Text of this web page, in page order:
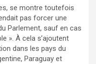
se montre toutefois
pas forcer une
Parlement, sauf en cas
». À cela s’ajoutent
dans les pays du
Paraguay et